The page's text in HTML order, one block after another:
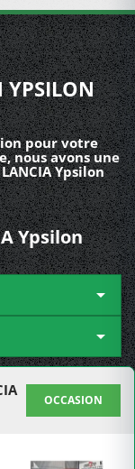
YPSILON
pour votre
nous avons une
Ypsilon
Ypsilon


OCCASION